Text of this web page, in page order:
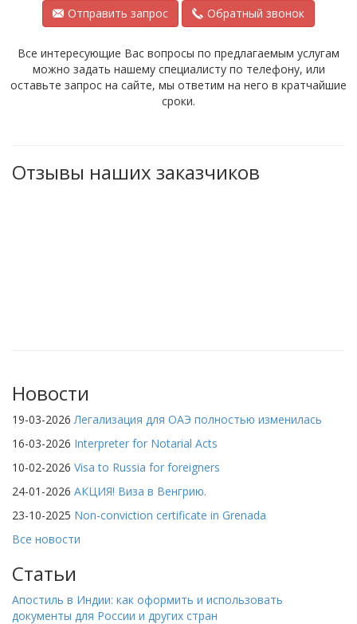
Отправить запрос Обратный звонок
Все интересующие Вас вопросы по предлагаемым услугам
можно задать нашему специалисту по телефону, или
оставьте запрос на сайте, мы ответим на него в кратчайшие
сроки.
Отзывы наших заказчиков
Новости
19-03-2026 Легализация для ОАЭ полностью изменилась
16-03-2026 Interpreter for Notarial Acts
10-02-2026 Visa to Russia for foreigners
24-01-2026 АКЦИЯ! Виза в Венгрию.
23-10-2025 Non-conviction certificate in Grenada
Все новости
Статьи
Апостиль в Индии: как оформить и использовать
документы для России и других стран